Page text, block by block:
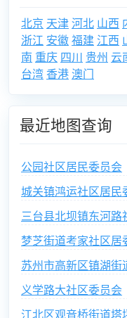
北京 天津河北 山西
浙江 安徽福建 江西
南 重庆 四川 贵州 云
台湾 香港 澳门
最近地图查询
公园社区居民委员会
城关镇鸿运社区居民
三台县北坝镇东河路
梦芝街道考家社区居
苏州市高新区镇湖街
义学路大社区委员会
江北区观音桥街道